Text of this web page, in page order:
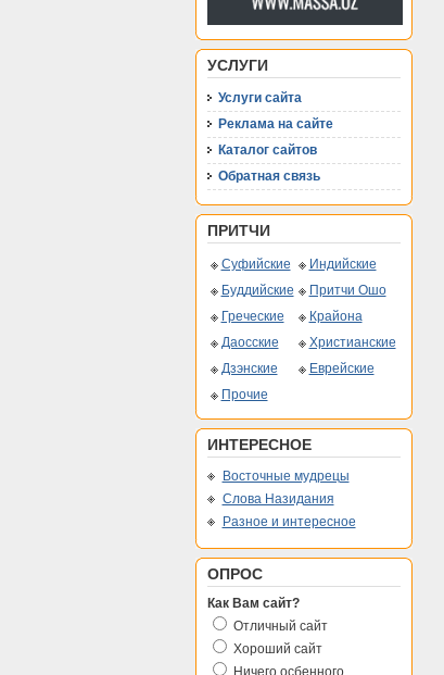
УСЛУГИ
Услуги сайта
Реклама на сайте
Каталог сайтов
Обратная связь
ПРИТЧИ
Суфийские
Индийские
Буддийские
Притчи Ошо
Греческие
Крайона
Даосские
Христианские
Дзэнские
Еврейские
Прочие
ИНТЕРЕСНОЕ
Восточные мудрецы
Слова Назидания
Разное и интересное
ОПРОС
Как Вам сайт?
Отличный сайт
Хороший сайт
Ничего осбенного